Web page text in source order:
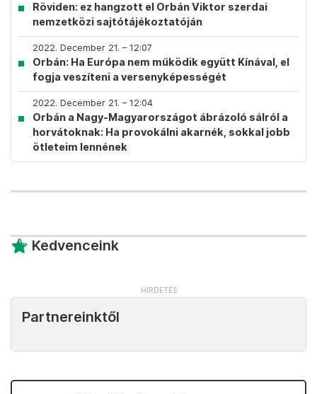
Röviden: ez hangzott el Orbán Viktor szerdai
nemzetközi sajtótájékoztatóján
2022. December 21. – 12:07
Orbán: Ha Európa nem működik együtt Kínával, el
fogja veszíteni a versenyképességét
2022. December 21. – 12:04
Orbán a Nagy-Magyarországot ábrázoló sálról a
horvátoknak: Ha provokálni akarnék, sokkal jobb
ötleteim lennének
Kedvenceink
Partnereinktől